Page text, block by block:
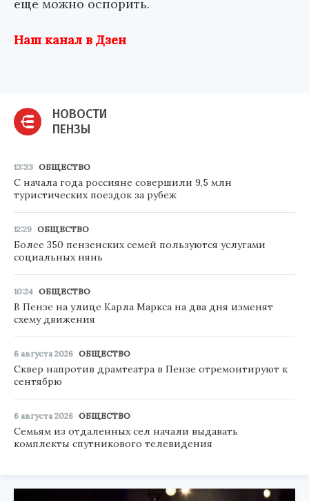
еще можно оспорить.
Наш канал в Дзен
НОВОСТИ
ПЕНЗЫ
13:33 ОБЩЕСТВО
С начала года россияне совершили 9,5 млн
туристических поездок за рубеж
12:29 ОБЩЕСТВО
Более 350 пензенских семей пользуются услугами
социальных нянь
10:24 ОБЩЕСТВО
В Пензе на улице Карла Маркса на два дня изменят
схему движения
6 августа 2026 ОБЩЕСТВО
Сквер напротив драмтеатра в Пензе отремонтируют к
сентябрю
6 августа 2026 ОБЩЕСТВО
Семьям из отдаленных сел начали выдавать
комплекты спутникового телевидения